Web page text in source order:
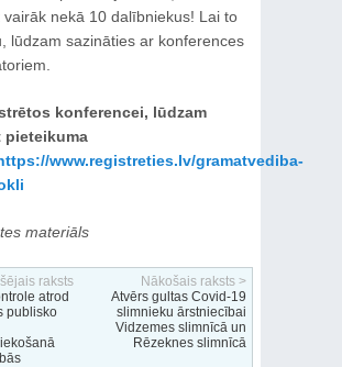
vairāk nekā 10 dalībniekus! Lai to
lūdzam sazināties ar konferences
konferencei, lūdzam
pieteikuma
www.registreties.lv/gramatvediba-
materiāls
raksts
atrod
publisko
Nākošais raksts >
Atvērs gultas Covid-19
slimnieku ārstniecībai
Vidzemes slimnīcā un
Rēzeknes slimnīcā